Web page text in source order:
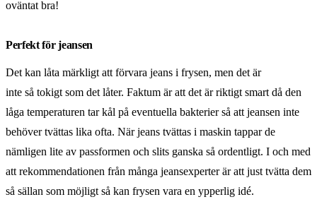
oväntat bra!
Perfekt för jeansen
Det kan låta märkligt att förvara jeans i frysen, men det är
inte så tokigt som det låter. Faktum är att det är riktigt smart då den
låga temperaturen tar kål på eventuella bakterier så att jeansen inte
behöver tvättas lika ofta. När jeans tvättas i maskin tappar de
nämligen lite av passformen och slits ganska så ordentligt. I och med
att rekommendationen från många jeansexperter är att just tvätta dem
så sällan som möjligt så kan frysen vara en ypperlig idé.